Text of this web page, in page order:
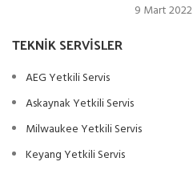
9 Mart 2022
TEKNIK SERVISLER
AEG Yetkili Servis
Askaynak Yetkili Servis
Milwaukee Yetkili Servis
Keyang Yetkili Servis